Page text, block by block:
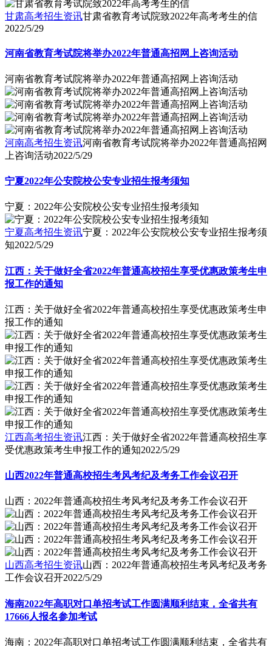
甘肃高考招生资讯甘肃省教育考试院致2022年高考考生的信
2022/5/29
河南省教育考试院将举办2022年普通高招网上咨询活动
河南省教育考试院将举办2022年普通高招网上咨询活动
河南高考招生资讯河南省教育考试院将举办2022年普通高招网
上咨询活动2022/5/29
宁夏2022年公安院校公安专业招生报考须知
宁夏：2022年公安院校公安专业招生报考须知
宁夏高考招生资讯宁夏：2022年公安院校公安专业招生报考须
知2022/5/29
江西：关于做好全省2022年普通高校招生享受优惠政策考生申
报工作的通知
江西：关于做好全省2022年普通高校招生享受优惠政策考生申
报工作的通知
江西高考招生资讯江西：关于做好全省2022年普通高校招生享
受优惠政策考生申报工作的通知2022/5/29
山西2022年普通高校招生考风考纪及考务工作会议召开
山西：2022年普通高校招生考风考纪及考务工作会议召开
山西高考招生资讯 山西：2022年普通高校招生考风考纪及考务
工作会议召开2022/5/29
海南2022年高职对口单招考试工作圆满顺利结束，全省共有
17666人报名参加考试
海南：2022年高职对口单招考试工作圆满顺利结束，全省共有